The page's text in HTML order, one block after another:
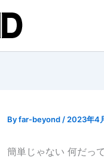
Byfar-beyond / 2023年4
簡単じゃない 何だっ